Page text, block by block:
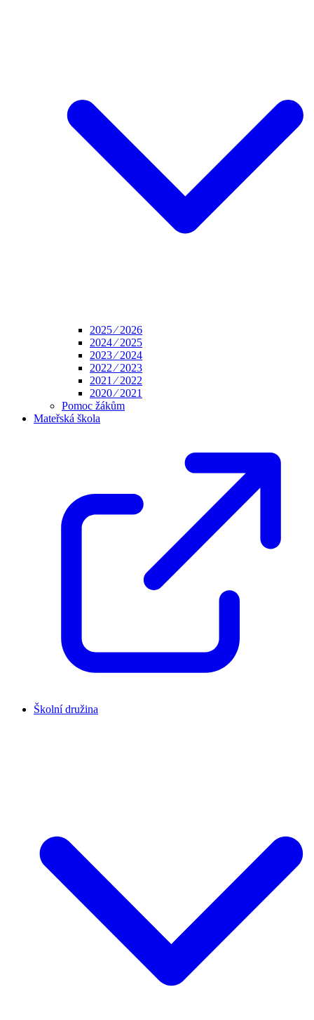
2025 ⁄ 2026
2024 ⁄ 2025
2023 ⁄ 2024
2022 ⁄ 2023
2021 ⁄ 2022
2020 ⁄ 2021
Pomoc žákům
Mateřská škola
Školní družina